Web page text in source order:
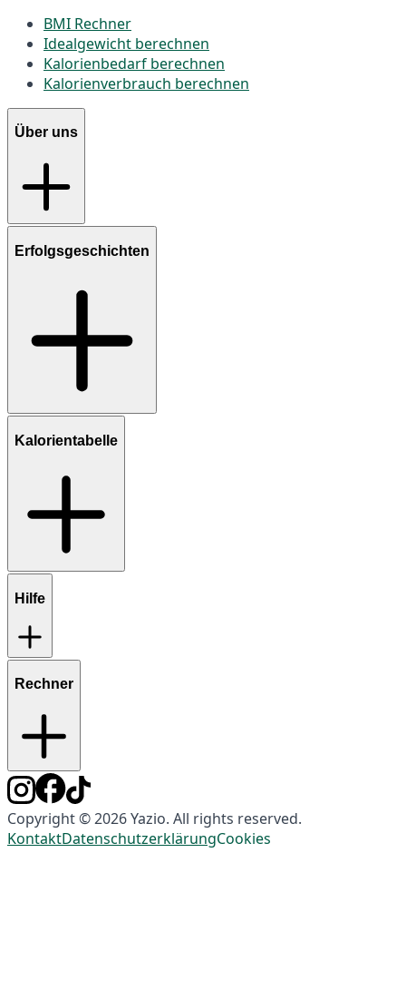
BMI Rechner
Idealgewicht berechnen
Kalorienbedarf berechnen
Kalorienverbrauch berechnen
Über uns
Erfolgsgeschichten
Kalorientabelle
Hilfe
Rechner
Copyright © 2026 Yazio. All rights reserved.
KontaktDatenschutzerklärungCookies